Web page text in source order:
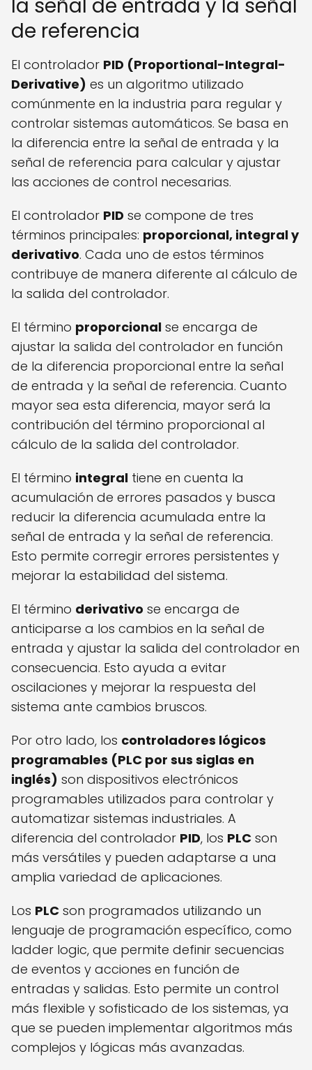
la señal de entrada y la señal
de referencia
El controlador PID (Proportional-Integral-
Derivative) es un algoritmo utilizado
comúnmente en la industria para regular y
controlar sistemas automáticos. Se basa en
la diferencia entre la señal de entrada y la
señal de referencia para calcular y ajustar
las acciones de control necesarias.
El controlador PID se compone de tres
términos principales: proporcional, integral y
derivativo. Cada uno de estos términos
contribuye de manera diferente al cálculo de
la salida del controlador.
El término proporcional se encarga de
ajustar la salida del controlador en función
de la diferencia proporcional entre la señal
de entrada y la señal de referencia. Cuanto
mayor sea esta diferencia, mayor será la
contribución del término proporcional al
cálculo de la salida del controlador.
El término integral tiene en cuenta la
acumulación de errores pasados y busca
reducir la diferencia acumulada entre la
señal de entrada y la señal de referencia.
Esto permite corregir errores persistentes y
mejorar la estabilidad del sistema.
El término derivativo se encarga de
anticiparse a los cambios en la señal de
entrada y ajustar la salida del controlador en
consecuencia. Esto ayuda a evitar
oscilaciones y mejorar la respuesta del
sistema ante cambios bruscos.
Por otro lado, los controladores lógicos
programables (PLC por sus siglas en
inglés) son dispositivos electrónicos
programables utilizados para controlar y
automatizar sistemas industriales. A
diferencia del controlador PID, los PLC son
más versátiles y pueden adaptarse a una
amplia variedad de aplicaciones.
Los PLC son programados utilizando un
lenguaje de programación específico, como
ladder logic, que permite definir secuencias
de eventos y acciones en función de
entradas y salidas. Esto permite un control
más flexible y sofisticado de los sistemas, ya
que se pueden implementar algoritmos más
complejos y lógicas más avanzadas.